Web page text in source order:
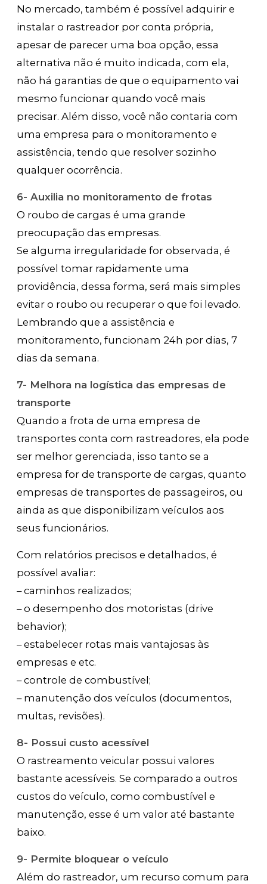
No mercado, também é possível adquirir e
instalar o rastreador por conta própria,
apesar de parecer uma boa opção, essa
alternativa não é muito indicada, com ela,
não há garantias de que o equipamento vai
mesmo funcionar quando você mais
precisar. Além disso, você não contaria com
uma empresa para o monitoramento e
assistência, tendo que resolver sozinho
qualquer ocorrência.
6- Auxilia no monitoramento de frotas
O roubo de cargas é uma grande
preocupação das empresas.
Se alguma irregularidade for observada, é
possível tomar rapidamente uma
providência, dessa forma, será mais simples
evitar o roubo ou recuperar o que foi levado.
Lembrando que a assistência e
monitoramento, funcionam 24h por dias, 7
dias da semana.
7- Melhora na logística das empresas de
transporte
Quando a frota de uma empresa de
transportes conta com rastreadores, ela pode
ser melhor gerenciada, isso tanto se a
empresa for de transporte de cargas, quanto
empresas de transportes de passageiros, ou
ainda as que disponibilizam veículos aos
seus funcionários.
Com relatórios precisos e detalhados, é
possível avaliar:
– caminhos realizados;
– o desempenho dos motoristas (drive
behavior);
– estabelecer rotas mais vantajosas às
empresas e etc.
– controle de combustível;
– manutenção dos veículos (documentos,
multas, revisões).
8- Possui custo acessível
O rastreamento veicular possui valores
bastante acessíveis. Se comparado a outros
custos do veículo, como combustível e
manutenção, esse é um valor até bastante
baixo.
9- Permite bloquear o veículo
Além do rastreador, um recurso comum para